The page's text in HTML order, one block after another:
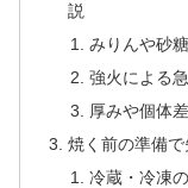
説
みりんや砂
強火による
厚みや個体
焼く前の準備
冷蔵・冷凍